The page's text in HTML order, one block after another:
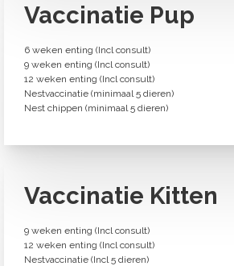
Vaccinatie Pup
6 weken enting (Incl consult)
9 weken enting (Incl consult)
12 weken enting (Incl consult)
Nestvaccinatie (minimaal 5 dieren)
Nest chippen (minimaal 5 dieren)
Vaccinatie Kitten
9 weken enting (Incl consult)
12 weken enting (Incl consult)
Nestvaccinatie (Incl 5 dieren)